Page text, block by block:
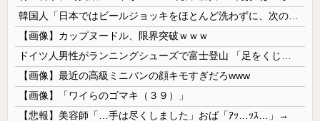
【画像】カップヌードル、限界突破ｗｗｗ
【画像】最近の高級ミニバンの顔キモすぎだろwww
【画像】「ワイらのゴマキ（３９）」
【悲報】美容師「…手は尽くしました」おば「ｱｯ…ｯｽ…」→